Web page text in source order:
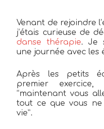
Venant de rejoindre
j’étais curieuse de
danse thérapie. Je
une journée avec les
Après les petits
premier
“maintenant vous
tout ce que vous
vie”.